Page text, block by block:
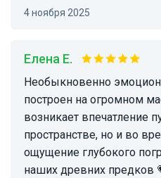
4 ноября 2025
Елена Е.
Необыкновенно эмоционально! Рассказ Татьяны
построен на огромном
возникает впечатление
пространстве, но и во
ощущение глубокого
наших древних предков